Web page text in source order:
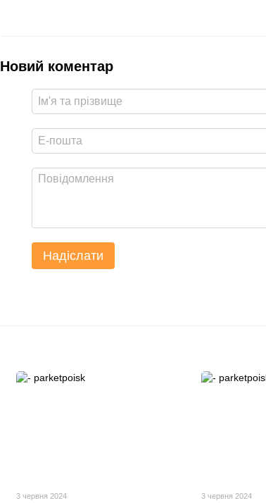
Новий коментар
Надіслати
3 червня 2024 3 червня 2024